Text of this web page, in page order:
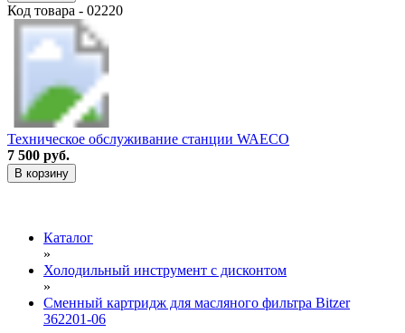
Код товара - 02220
Техническое обслуживание станции WAECO
7 500 руб.
В корзину
Каталог
»
Холодильный инструмент с дисконтом
»
Сменный картридж для масляного фильтра Bitzer
362201-06